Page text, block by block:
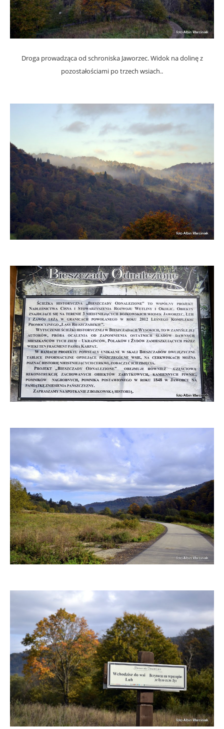
Droga prowadząca od schroniska Jaworzec. Widok na dolinę z
pozostałościami po trzech wsiach..